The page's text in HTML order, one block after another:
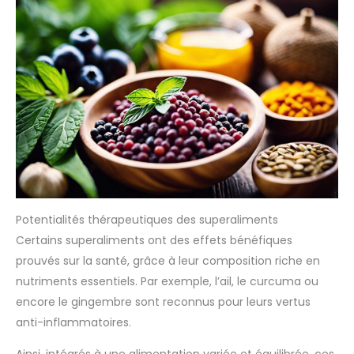
Potentialités thérapeutiques des superaliments
Certains superaliments ont des effets bénéfiques
prouvés sur la santé, grâce à leur composition riche en
nutriments essentiels. Par exemple, l’ail, le curcuma ou
encore le gingembre sont reconnus pour leurs vertus
anti-inflammatoires.